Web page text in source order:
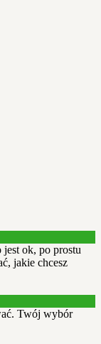
jest ok, po prostu
jakie chcesz
Twój wybór